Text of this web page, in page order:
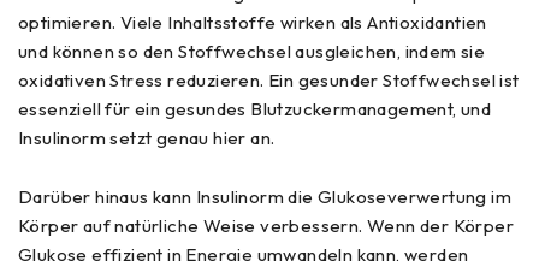
optimieren. Viele Inhaltsstoffe wirken als Antioxidantien
und können so den Stoffwechsel ausgleichen, indem sie
oxidativen Stress reduzieren. Ein gesunder Stoffwechsel ist
essenziell für ein gesundes Blutzuckermanagement, und
Insulinorm setzt genau hier an.
Darüber hinaus kann Insulinorm die Glukoseverwertung im
Körper auf natürliche Weise verbessern. Wenn der Körper
Glukose effizient in Energie umwandeln kann, werden